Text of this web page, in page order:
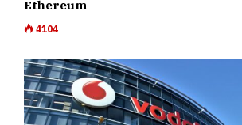
Ethereum
4104